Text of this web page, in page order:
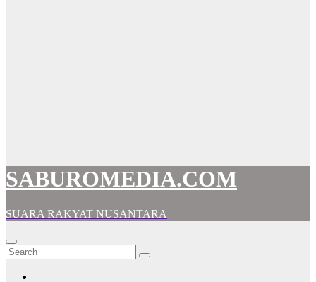
SABUROMEDIA.COM
SUARA RAKYAT NUSANTARA